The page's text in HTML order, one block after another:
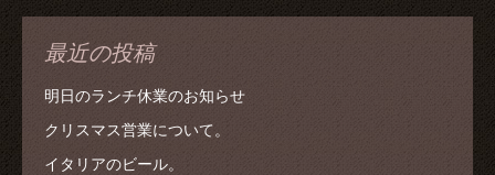
最近の投稿
明日のランチ休業のお知らせ
クリスマス営業について。
イタリアのビール。